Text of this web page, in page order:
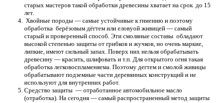
старых мастеров такой обработки древесины хватает на срок до 15
лет.
Хвойные породы — самые устойчивые к гниению и поэтому
обработка берёзовым дёгтем или еловуой живицей — самый
старый и проверенный способ. Эти смоляные составы обладают
высокой степенью защиты от грибков и жучков, но очень маркие,
липкие, имеют сильный запах. Поверх них нельзя обрабатывать
древесину — красить, шлифовать и т.п. Для открытого огня такая
обработка легковоспламеняема. Поэтому дегтем и смолой живицы
обрабатывают подземные части деревянных конструкций и не
используют для внутренних работ.
Средство защиты — отработанное автомобильное масло
(отработка). На сегодня — самый распространенный метод защиты